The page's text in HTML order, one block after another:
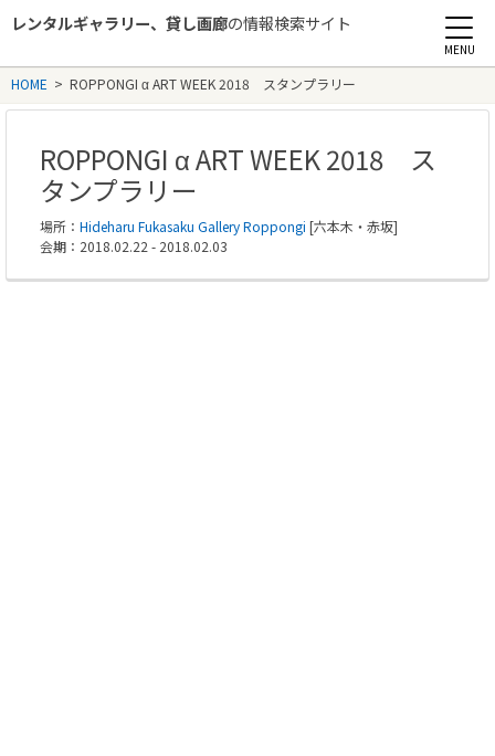
レンタルギャラリー、貸し画廊の情報検索サイト
Rental Gallery jp
HOME > ROPPONGI α ART WEEK 2018 スタンプラリー
ROPPONGI α ART WEEK 2018 ス
タンプラリー
場所： Hideharu Fukasaku Gallery Roppongi [六本木・赤坂]
会期：2018.02.22 - 2018.02.03